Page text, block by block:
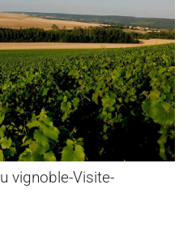
vignoble-Visite-